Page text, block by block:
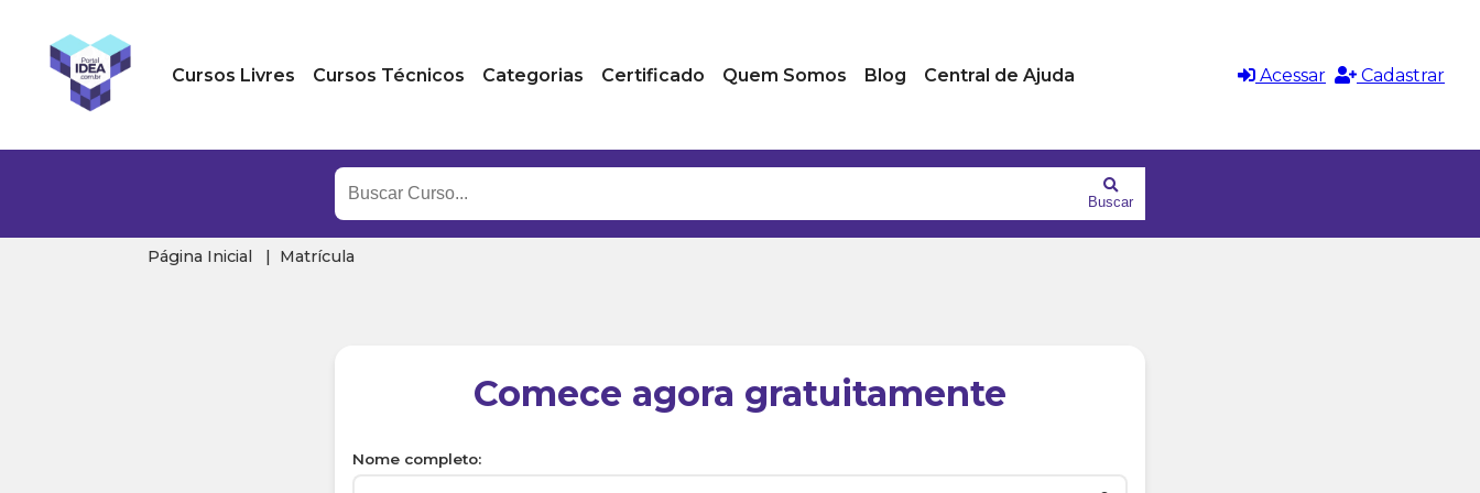
Cursos Livres Cursos Técnicos Categorias Certificado Quem Somos Blog Central de Ajuda Acessar Cadastrar
Buscar
Página Inicial Matrícula
Comece agora gratuitamente
Nome completo: